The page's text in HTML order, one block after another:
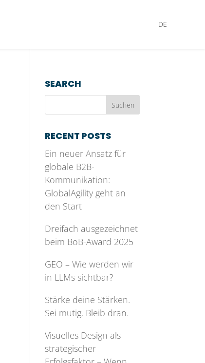
DE
SEARCH
RECENT POSTS
Ein neuer Ansatz für
globale B2B-
Kommunikation:
GlobalAgility geht an
den Start
Dreifach ausgezeichnet
beim BoB-Award 2025
GEO – Wie werden wir
in LLMs sichtbar?
Stärke deine Stärken.
Sei mutig. Bleib dran.
Visuelles Design als
strategischer